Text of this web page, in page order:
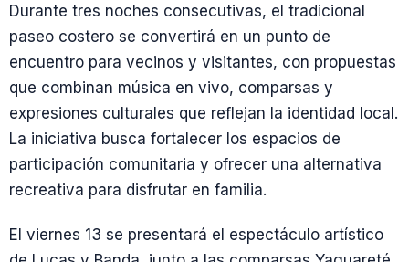
Durante tres noches consecutivas, el tradicional
paseo costero se convertirá en un punto de
encuentro para vecinos y visitantes, con propuestas
que combinan música en vivo, comparsas y
expresiones culturales que reflejan la identidad local.
La iniciativa busca fortalecer los espacios de
participación comunitaria y ofrecer una alternativa
recreativa para disfrutar en familia.
El viernes 13 se presentará el espectáculo artístico